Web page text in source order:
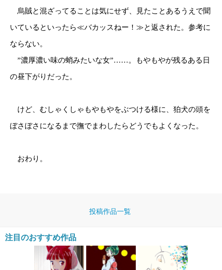
烏賊と混ざってることは気にせず、見たことあるうえで聞
いているといったら≪バカッスねー！≫と返された。参考に
ならない。
”濃厚濃い味の蛸みたいな女”……。もやもやが残るある日
の昼下がりだった。
けど、むしゃくしゃもやもやをぶつける様に、狛犬の頭を
ぼさぼさになるまで撫でまわしたらどうでもよくなった。
おわり。
投稿作品一覧
注目のおすすめ作品